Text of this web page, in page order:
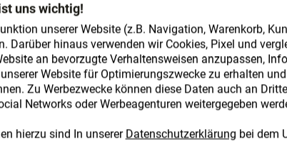
uns wichtig!
unserer Website (z.B. Navigation, Warenkorb,
Darüber hinaus verwenden wir Cookies, Pixel und
an bevorzugte Verhaltensweisen anzupassen,
Website für Optimierungszwecke zu erhalten
Zu Werbezwecke können diese Daten auch an
Networks oder Werbeagenturen weitergegeben
hierzu sind In unserer Datenschutzerklärung bei dem
an. Falls vom Arzt nicht anders verordnet, ist die übliche
bzw. in die Bauchregion. Nach Säuberung der Einstichstelle
Sollte Blut erscheinen, wurde ein Blutgefäß getroffen.
und auf die Einstichstelle kurz mit einem Tupfer